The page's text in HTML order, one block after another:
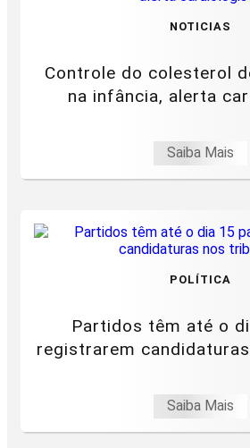
NOTICIAS
Controle do colesterol
na infância, alerta
Saiba Mais
POLÍTICA
Partidos têm até o
registrarem
Saiba Mais